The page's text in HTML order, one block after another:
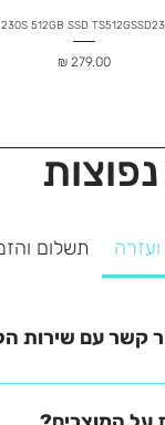
מחיר
תשלום
קשר עם שירות
ניתן ליצור איתנו